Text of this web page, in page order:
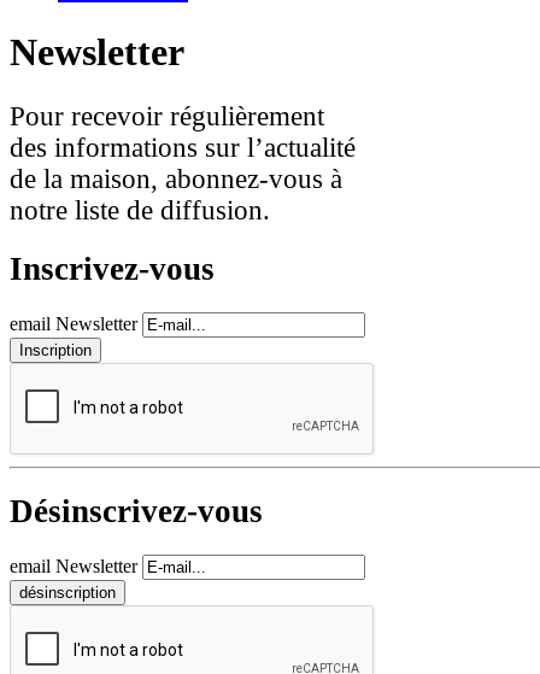
Newsletter
Pour recevoir régulièrement
des informations sur l’actualité
de la maison, abonnez-vous à
notre liste de diffusion.
Inscrivez-vous
email Newsletter
Désinscrivez-vous
email Newsletter